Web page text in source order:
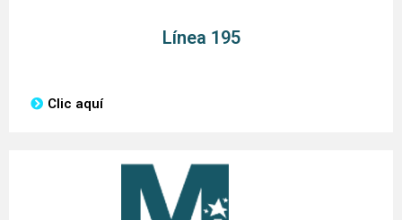
Línea 195
Clic aquí